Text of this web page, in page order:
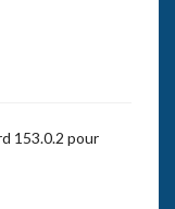
153.0.2 pour